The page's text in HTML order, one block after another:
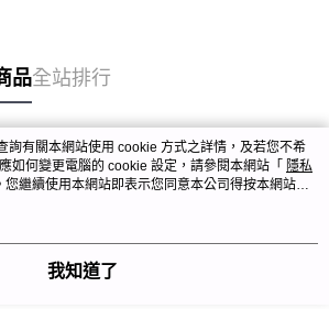
品全站排行
詢有關本網站使用 cookie 方式之詳情，及若您不希
如何變更電腦的 cookie 設定，請參閱本網站「 隱私
您繼續使用本網站即表示您同意本公司得按本網站使
。
我知道了